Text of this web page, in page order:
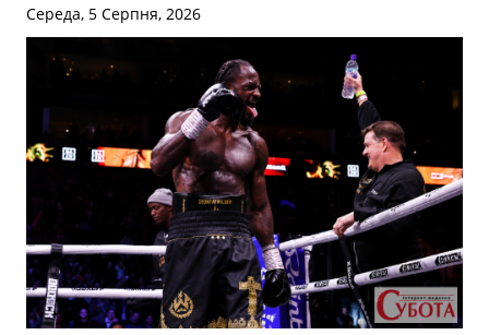
Середа, 5 Серпня, 2026